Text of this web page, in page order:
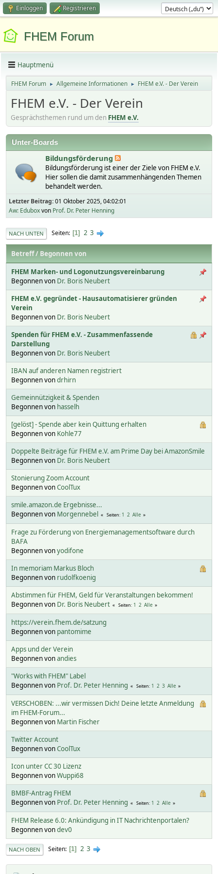
Einloggen Registrieren
FHEM Forum
Hauptmenü
FHEM Forum ► Allgemeine Informationen ► FHEM e.V. - Der Verein
FHEM e.V. - Der Verein
Gesprächsthemen rund um den FHEM e.V.
Unter-Boards
Bildungsförderung
Bildungsförderung ist einer der Ziele von FHEM e.V.
Hier sollen die damit zusammenhängenden Themen
behandelt werden.
Letzter Beitrag:01 Oktober 2025, 04:02:01
Aw: Eduboxvon Prof. Dr. Peter Henning
NACH UNTEN Seiten 1 2 3
Betreff/ Begonnen von
FHEM Marken- und Logonutzungsvereinbarung
Begonnen von Dr. Boris Neubert
FHEM e.V. gegründet - Hausautomatisierer gründen
Verein
Begonnen von Dr. Boris Neubert
Spenden für FHEM e.V. - Zusammenfassende
Darstellung
Begonnen von Dr. Boris Neubert
IBAN auf anderen Namen registriert
Begonnen vondrhirn
Gemeinnützigkeit & Spenden
Begonnen von hasselh
[gelöst] - Spende aber kein Quittung erhalten
Begonnen von Kohle77
Doppelte Beiträge für FHEM e.V. am Prime Day bei AmazonSmile
Begonnen von Dr. Boris Neubert
Stonierung Zoom Account
Begonnen vonCoolTux
smile.amazon.de Ergebnisse...
Begonnen von Morgennebel Seiten 1 2 Alle
Frage zu Förderung von Energiemanagementsoftware durch
BAFA
Begonnen vonyodifone
In memoriam Markus Bloch
Begonnen von rudolfkoenig
Abstimmen für FHEM, Geld für Veranstaltungen bekommen!
Begonnen von Dr. Boris Neubert Seiten 1 2 Alle
https://verein.fhem.de/satzung
Begonnen von pantomime
Apps und der Verein
Begonnen vonandies
"Works with FHEM" Label
Begonnen von Prof. Dr. Peter Henning Seiten 1 2 3 Alle
VERSCHOBEN: ...wir vermissen Dich! Deine letzte Anmeldung
im FHEM-Forum...
Begonnen von Martin Fischer
Twitter Account
Begonnen vonCoolTux
Icon unter CC 30 Lizenz
Begonnen vonWuppi68
BMBF-Antrag FHEM
Begonnen von Prof. Dr. Peter Henning Seiten 1 2 Alle
FHEM Release 6.0: Ankündigung in IT Nachrichtenportalen?
Begonnen vondev0
NACH OBEN Seiten 1 2 3